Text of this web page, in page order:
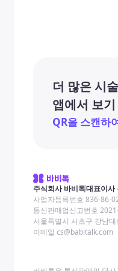
더 많은 시
앱에서 보기
QR을 스캔하
주식회사 바비톡대표이사
사업자등록번호 836-86-
통신판매업신고번호
서울특별시 서초구 강남
이메일 cs@babitalk.com